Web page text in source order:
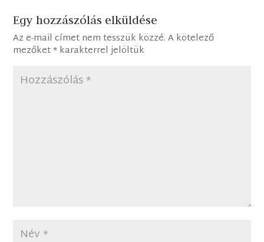
Egy hozzászólás elküldése
Az e-mail címet nem tesszük közzé. A kötelező
mezőket*karakterrel jelöltük